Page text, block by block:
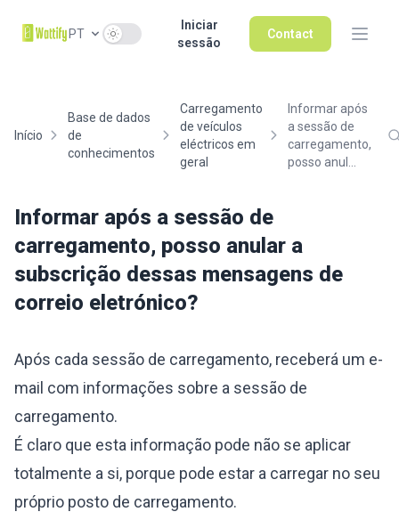
PT Use setting
Iniciar
sessão
Contact
Início
Base de dados
de
conhecimentos
Carregamento
de veículos
eléctricos em
geral
Informar após
a sessão de
carregamento,
posso anul...
Informar após a sessão de
carregamento, posso anular a
subscrição dessas mensagens de
correio eletrónico?
Após cada sessão de carregamento, receberá um e-
mail com informações sobre a sessão de
carregamento.
É claro que esta informação pode não se aplicar
totalmente a si, porque pode estar a carregar no seu
próprio posto de carregamento.